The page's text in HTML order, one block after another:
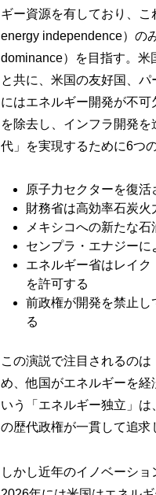
ギー資源を有しており、
energy independence）の
dominance）を目指す。米
と共に、米国の友好国、
にはエネルギー開発が不
を除去し、インフラ開発
代」を実現するために6つ
原子力セクターを復
財務省は高効率石炭火
メキシコへの新たな
センプラ・エナジーに
エネルギー省はレイ
を許可する
前政権が開発を禁止
る
この演説で注目されるの
め、他国がエネルギーを
いう「エネルギー独立」
の歴代政権が一貫して追求
しかし近年のイノベーシ